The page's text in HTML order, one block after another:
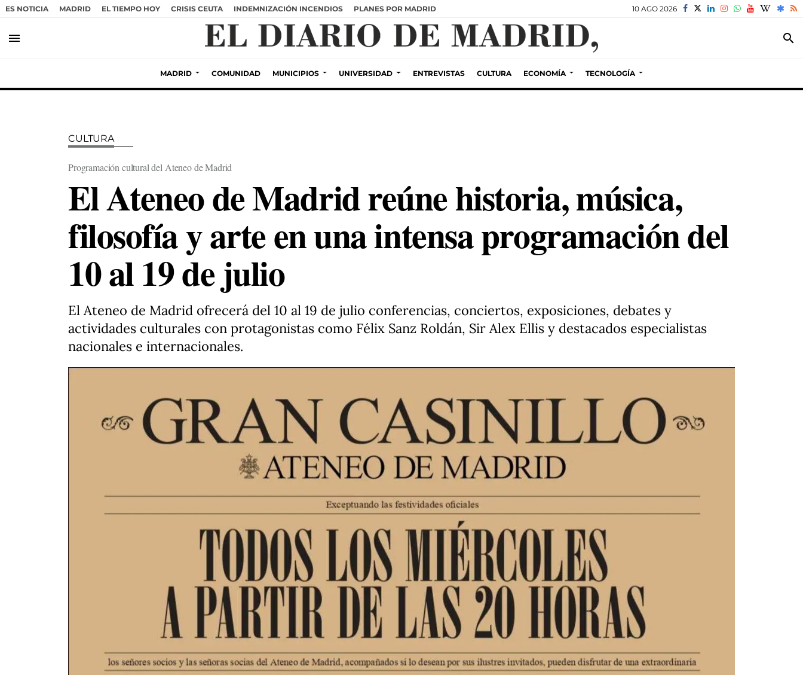
ES NOTICIA MADRID EL TIEMPO HOY CRISIS CEUTA INDEMNIZACIÓN INCENDIOS PLANES POR MADRID 10 AGO 2026
menu search
MADRID COMUNIDAD MUNICIPIOS UNIVERSIDAD ENTREVISTAS CULTURA ECONOMÍA TECNOLOGÍA
CULTURA
Programación cultural del Ateneo de Madrid
El Ateneo de Madrid reúne historia, música,
filosofía y arte en una intensa programación del
10 al 19 de julio
El Ateneo de Madrid ofrecerá del 10 al 19 de julio conferencias, conciertos, exposiciones, debates y
actividades culturales con protagonistas como Félix Sanz Roldán, Sir Alex Ellis y destacados especialistas
nacionales e internacionales.